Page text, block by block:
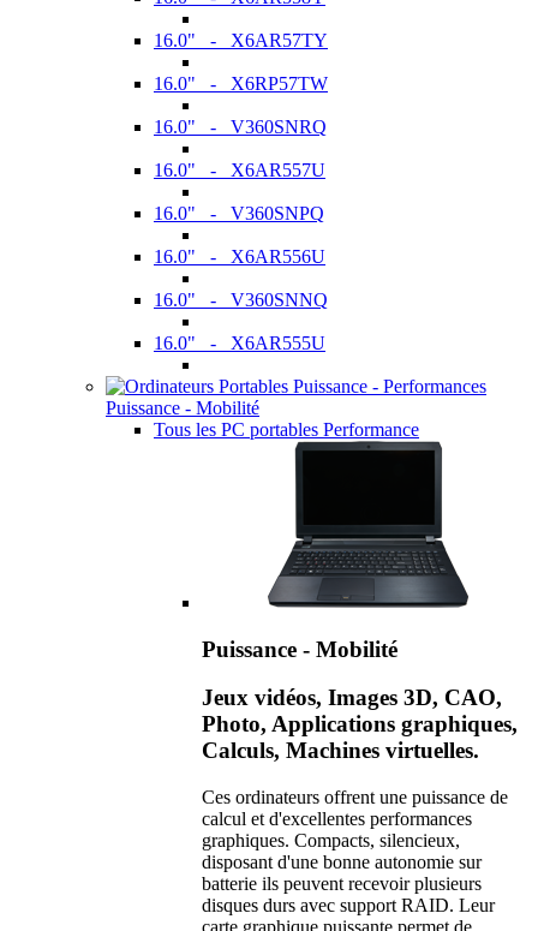
16.0" - X6AR57TY
16.0" - X6RP57TW
16.0" - V360SNRQ
16.0" - X6AR557U
16.0" - V360SNPQ
16.0" - X6AR556U
16.0" - V360SNNQ
16.0" - X6AR555U
Puissance - Mobilité
Tous les PC portables Performance
Puissance - Mobilité
Jeux vidéos, Images 3D, CAO,
Photo, Applications graphiques,
Calculs, Machines virtuelles.
Ces ordinateurs offrent une puissance de
calcul et d'excellentes performances
graphiques. Compacts, silencieux,
disposant d'une bonne autonomie sur
batterie ils peuvent recevoir plusieurs
disques durs avec support RAID. Leur
carte graphique puissante permet de